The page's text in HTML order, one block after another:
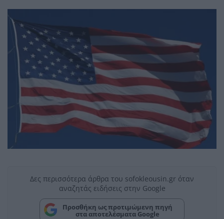
Δες περισσότερα άρθρα του sofokleousin.gr όταν
αναζητάς ειδήσεις στην Google
Προσθήκη ως προτιμώμενη πηγή
στα αποτελέσματα Google